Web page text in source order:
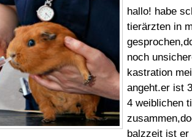
hallo! habe
tierärzten in
noch
kastration
angeht.er ist
4 weiblichen
balzzeit ist er